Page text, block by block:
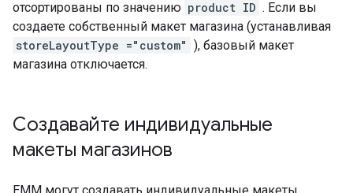
отсортированы по значению product ID . Если вы
создаете собственный макет магазина (устанавливая
storeLayoutType ="custom" ), базовый макет
магазина отключается.
Создавайте индивидуальные
макеты магазинов
EMM могут создавать индивидуальные макеты